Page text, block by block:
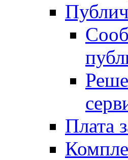
Плата